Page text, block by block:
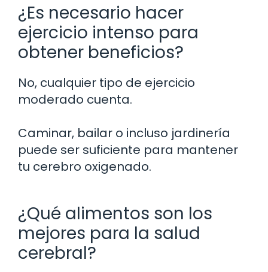
¿Es necesario hacer
ejercicio intenso para
obtener beneficios?
No, cualquier tipo de ejercicio
moderado cuenta.
Caminar, bailar o incluso jardinería
puede ser suficiente para mantener
tu cerebro oxigenado.
¿Qué alimentos son los
mejores para la salud
cerebral?